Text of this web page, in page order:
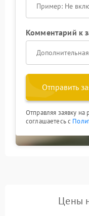
Комментарий к
Отправить
Отправляя заявку
соглашаетесь с
Цены